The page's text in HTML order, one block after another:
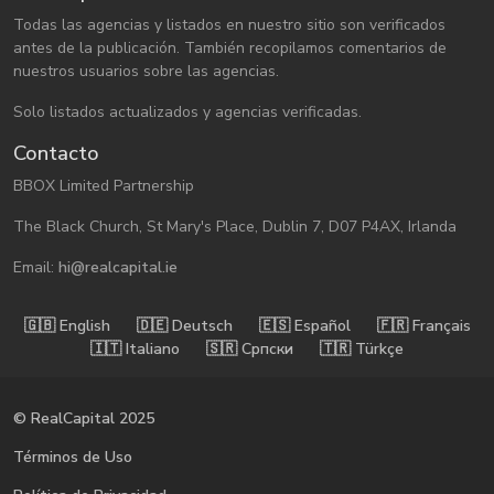
Todas las agencias y listados en nuestro sitio son verificados
antes de la publicación. También recopilamos comentarios de
nuestros usuarios sobre las agencias.
Solo listados actualizados y agencias verificadas.
Contacto
BBOX Limited Partnership
The Black Church, St Mary's Place, Dublin 7, D07 P4AX, Irlanda
Email: hi@realcapital.ie
🇬🇧󠁿 English 🇩🇪󠁿 Deutsch 🇪🇸󠁿 Español
🇫🇷󠁿 Français
🇮🇹󠁿 Italiano
🇸🇷󠁿 Српски 🇹🇷󠁿 Türkçe
© RealCapital 2025
Términos de Uso